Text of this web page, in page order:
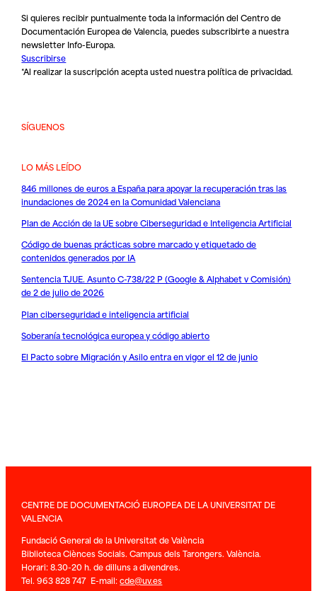
Si quieres recibir puntualmente toda la información del Centro de
Documentación Europea de Valencia, puedes subscribirte a nuestra
newsletter Info-Europa.
Suscribirse
*Al realizar la suscripción acepta usted nuestrapolítica de privacidad.
SÍGUENOS
LO MÁS LEÍDO
846 millones de euros a España para apoyar la recuperación tras las
inundaciones de 2024 en la Comunidad Valenciana
Plan de Acción de la UE sobre Ciberseguridad e Inteligencia Artificial
Código de buenas prácticas sobre marcado y etiquetado de
contenidos generados por IA
Sentencia TJUE. Asunto C-738/22 P (Google & Alphabet v Comisión)
de 2 de julio de 2026
Plan ciberseguridad e inteligencia artificial
Soberanía tecnológica europea y código abierto
El Pacto sobre Migración y Asilo entra en vigor el 12 de junio
CENTRE DE DOCUMENTACIÓ EUROPEA DE LA UNIVERSITAT DE
VALENCIA
Fundació General de la Universitat de València
Biblioteca Ciènces Socials. Campus dels Tarongers. València.
Horari: 8.30-20 h. de dilluns a divendres.
Tel. 963 828 747 E-mail:cde@uv.es